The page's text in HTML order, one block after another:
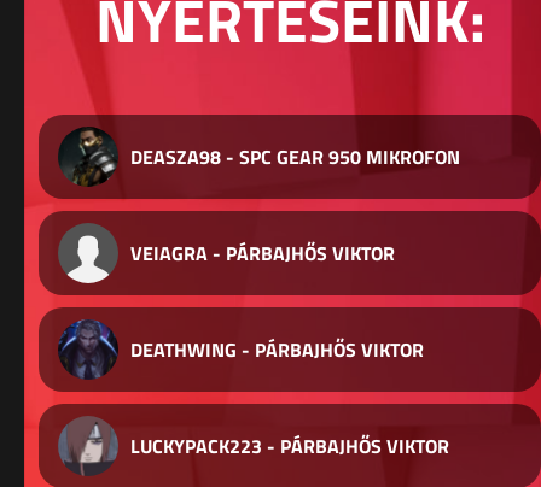
NYERTESEINK:
DEASZA98 - SPC GEAR 950 MIKROFON
VEIAGRA - PÁRBAJHŐS VIKTOR
DEATHWING - PÁRBAJHŐS VIKTOR
LUCKYPACK223 - PÁRBAJHŐS VIKTOR